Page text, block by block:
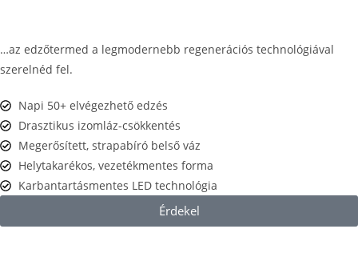
…az edzőtermed a legmodernebb regenerációs technológiával
szerelnéd fel.
Napi 50+ elvégezhető edzés
Drasztikus izomláz-csökkentés
Megerősített, strapabíró belső váz
Helytakarékos, vezetékmentes forma
Karbantartásmentes LED technológia
Érdekel